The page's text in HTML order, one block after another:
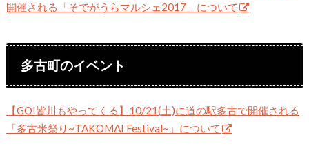
開催される「そでがうらマルシェ2017」について
多古町のイベント
【GO!皆川もやってくる】10/21(土)に道の駅多古で開催される
「多古米祭り~TAKOMAI Festival~」について